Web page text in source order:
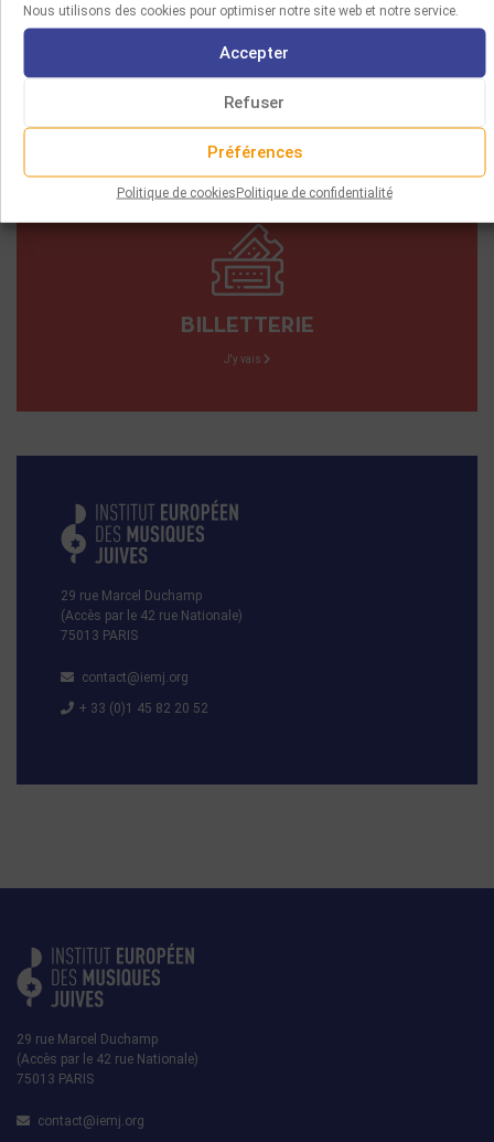
Nous utilisons des cookies pour optimiser notre site web et notre service.
Accepter
Refuser
Préférences
Politique de cookiesPolitique de confidentialité
PARTITIONS
AUTRES
BILLETTERIE
J'y vais
29 rue Marcel Duchamp
(Accès par le 42 rue Nationale)
75013 PARIS
contact@iemj.org
+ 33 (0)1 45 82 20 52
29 rue Marcel Duchamp
(Accès par le 42 rue Nationale)
75013 PARIS
contact@iemj.org